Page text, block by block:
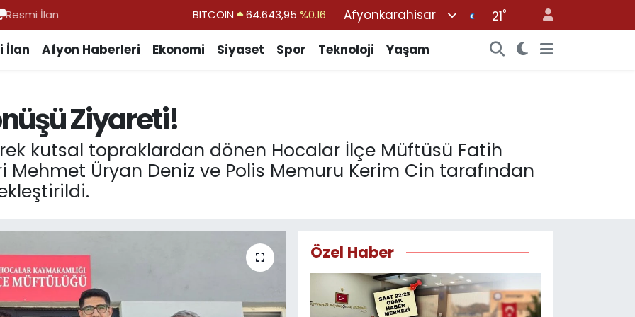
Resmi İlan DOLAR 47,6704 %0
BITCOIN
64.643,95 %0.16
Afyonkarahisar 21°
İlan Afyon Haberleri Ekonomi Siyaset Spor Teknoloji Yaşam
Ziyareti!
kutsal topraklardan dönen Hocalar İlçe Müftüsü Fatih
Mehmet Üryan Deniz ve Polis Memuru Kerim Cin tarafından
Özel Haber